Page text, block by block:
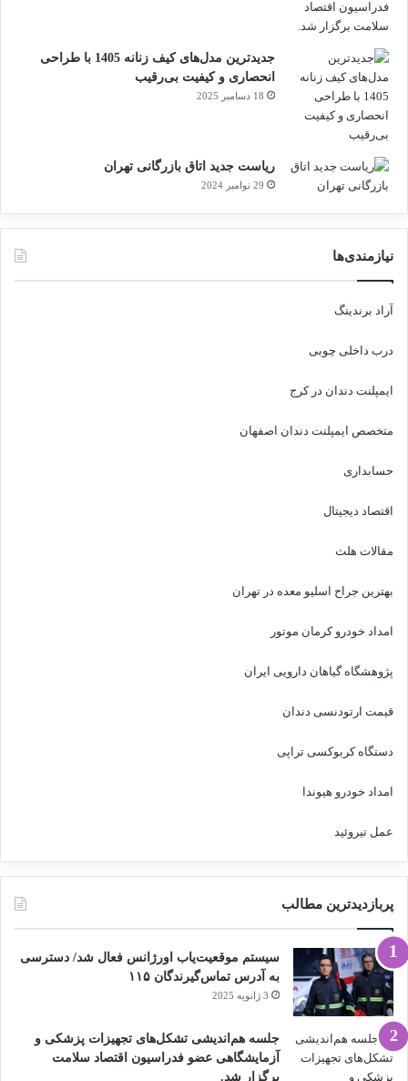
جدیدترین مدل‌های کیف زنانه 1405 با طراحی
انحصاری و کیفیت بی‌رقیب
18 دسامبر 2025
ریاست جدید اتاق بازرگانی تهران
29 نوامبر 2024
نیازمندی‌ها
آراد برندینگ
درب داخلی چوبی
ایمپلنت دندان در کرج
متخصص ایمپلنت دندان اصفهان
حسابداری
اقتصاد دیجیتال
مقالات هلث
بهترین جراح اسلیو معده در تهران
امداد خودرو کرمان موتور
پژوهشگاه گیاهان دارویی ایران
قیمت ارتودنسی دندان
دستگاه کربوکسی تراپی
امداد خودرو هیوندا
عمل تیروئید
پربازدیدترین مطالب
سیستم موقعیت‌یاب اورژانس فعال شد/ دسترسی
به آدرس تماس‌گیرندگان ۱۱۵
3 ژانویه 2025
جلسه هم‌اندیشی تشکل‌های تجهیزات پزشکی و
آزمایشگاهی عضو فدراسیون اقتصاد سلامت
برگزار شد.